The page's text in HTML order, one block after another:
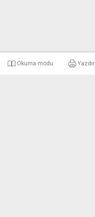
Okuma modu Yazdır